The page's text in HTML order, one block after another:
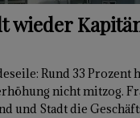
wieder
Rund 33
nicht mitzog.
und Stadt die